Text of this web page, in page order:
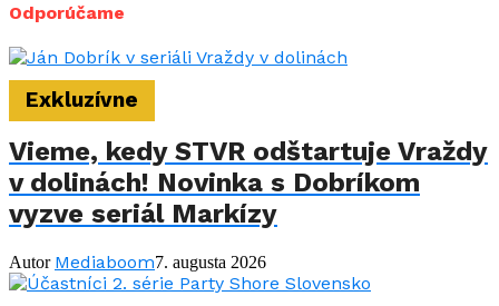
Odporúčame
Exkluzívne
Vieme, kedy STVR odštartuje Vraždy
v dolinách! Novinka s Dobríkom
vyzve seriál Markízy
Autor Mediaboom7. augusta 2026